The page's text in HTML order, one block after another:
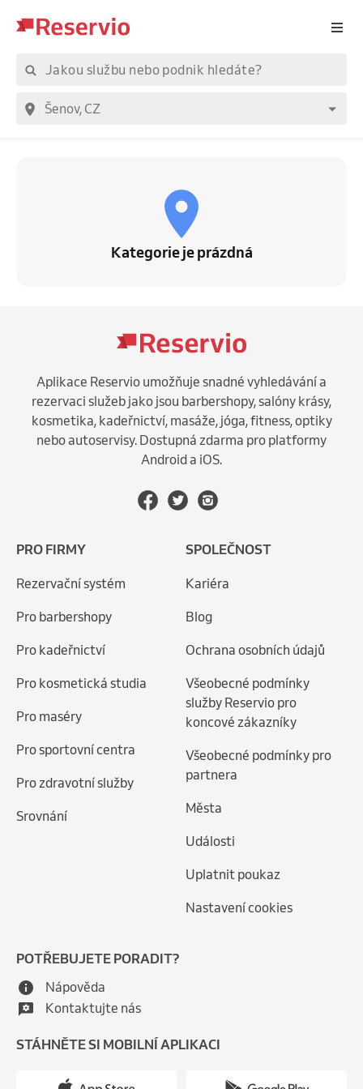
Kategorie je prázdná
Aplikace Reservio umožňuje snadné vyhledávání a
rezervaci služeb jako jsou barbershopy, salóny krásy,
kosmetika, kadeřnictví, masáže, jóga, fitness, optiky
nebo autoservisy. Dostupná zdarma pro platformy
Android a iOS.
PRO FIRMY
Rezervační systém
Pro barbershopy
Pro kadeřnictví
Pro kosmetická studia
Pro maséry
Pro sportovní centra
Pro zdravotní služby
Srovnání
SPOLEČNOST
Kariéra
Blog
Ochrana osobních údajů
Všeobecné podmínky
služby Reservio pro
koncové zákazníky
Všeobecné podmínky pro
partnera
Města
Události
Uplatnit poukaz
Nastavení cookies
POTŘEBUJETE PORADIT?
Nápověda
Kontaktujte nás
STÁHNĚTE SI MOBILNÍ APLIKACI